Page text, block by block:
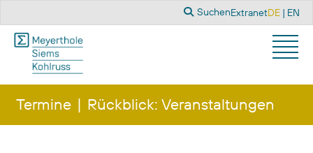
Suchen
SuchenExtranetSprache
DE EN
Termine Rückblick: Veranstaltungen